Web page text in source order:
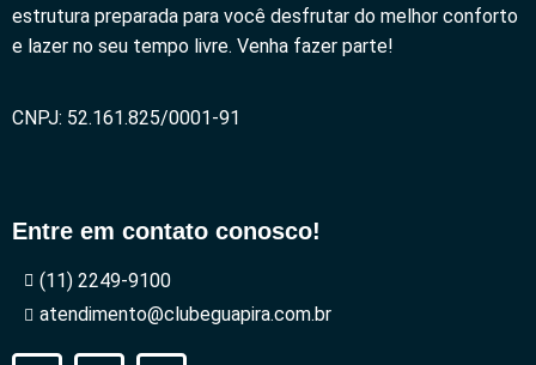
estrutura preparada para você desfrutar do melhor conforto
e lazer no seu tempo livre. Venha fazer parte!
CNPJ: 52.161.825/0001-91
Entre em contato conosco!
(11) 2249-9100
atendimento@clubeguapira.com.br